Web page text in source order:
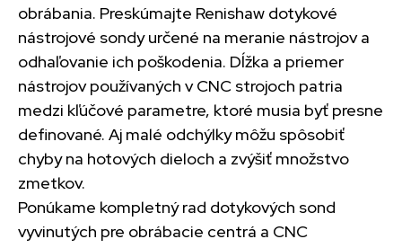
obrábania. Preskúmajte Renishaw dotykové
nástrojové sondy určené na meranie nástrojov a
odhaľovanie ich poškodenia. Dĺžka a priemer
nástrojov používaných v CNC strojoch patria
medzi kľúčové parametre, ktoré musia byť presne
definované. Aj malé odchýlky môžu spôsobiť
chyby na hotových dieloch a zvýšiť množstvo
zmetkov.
Ponúkame kompletný rad dotykových sond
vyvinutých pre obrábacie centrá a CNC